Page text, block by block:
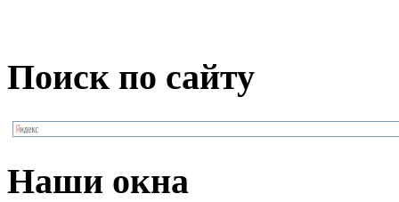
Поиск по сайту
Наши окна